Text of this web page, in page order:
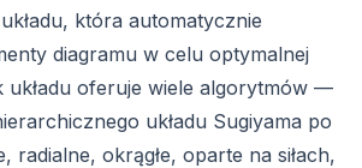
która automatycznie
diagramu w celu optymalnej
układu oferuje wiele algorytmów —
układu Sugiyama po
radialne, okrągłe, oparte na siłach,